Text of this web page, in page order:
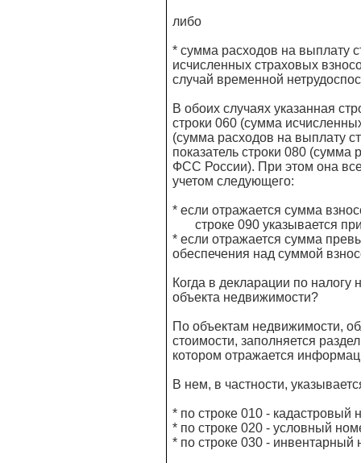
либо
* сумма расходов на выплату
исчисленных страховых
случай временной
В обоих случаях указанная
строки 060 (сумма
(сумма расходов на выплату
показатель строки 080
ФСС России). При этом она
учетом следующего:
* если отражается сумма
строке 090 указывается
* если отражается сумма
обеспечения над суммой
Когда в декларации по
объекта недвижимости?
По объектам недвижимости,
стоимости, заполняется
котором отражается
В нем, в частности,
* по строке 010 - кадастровый
* по строке 020 - условный
* по строке 030 -